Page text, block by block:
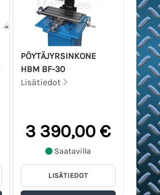
PÖYTÄJYRSINKONE
HBM BF-30
Lisätiedot
3 390,00 €
Saatavilla